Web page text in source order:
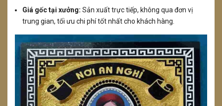
Giá gốc tại xưởng: Sản xuất trực tiếp, không qua đơn vị
trung gian, tối ưu chi phí tốt nhất cho khách hàng.